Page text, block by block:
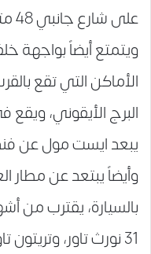
ويتمتع أيضاً بواجهة
الأماكن التي تقع
البرج الأيقوني،
وأيضاً يبتعد عن
بالسيارة، يقترب من
31 نورث تاور، وتريتون تاور.